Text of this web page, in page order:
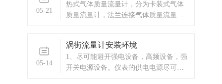
05-21
热式气体质量流量计，分为卡装式气体
质量流量计，法兰连接气体质量流量
电子技术有限公司主营产品：涡街流量
计，电磁流量计，涡轮流量计，显示仪
表，热量表，差压式仪表，分析仪器，
05-14
涡街流量计安装环境
1、尽可能避开强电设备，高频设备，强
开关电源设备。仪表的供电电源尽可能